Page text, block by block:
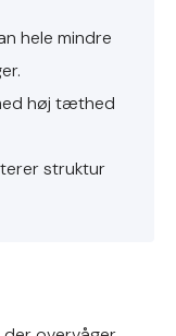
hele mindre
høj tæthed
struktur